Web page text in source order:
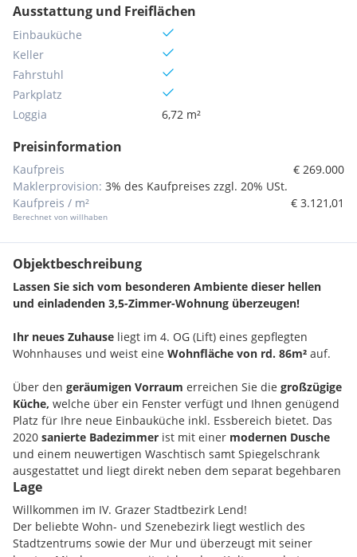
Ausstattung und Freiflächen
Einbauküche
Keller
Fahrstuhl
Parkplatz
Loggia
6,72 m²
Preisinformation
Kaufpreis
€ 269.000
Maklerprovision: 3% des Kaufpreises zzgl. 20% USt.
Kaufpreis / m²
Berechnet von willhaben
€ 3.121,01
Objektbeschreibung
Lassen Sie sich vom besonderen Ambiente dieser hellen
und einladenden 3,5-Zimmer-Wohnung überzeugen!
Ihr neues Zuhause liegt im 4. OG (Lift) eines gepflegten
Wohnhauses und weist eine Wohnfläche von rd. 86m² auf.
Über den geräumigen Vorraum erreichen Sie die großzügige
Küche, welche über ein Fenster verfügt und Ihnen genügend
Platz für Ihre neue Einbauküche inkl. Essbereich bietet. Das
2020 sanierte Badezimmer ist mit einer modernen Dusche
und einem neuwertigen Waschtisch samt Spiegelschrank
ausgestattet und liegt direkt neben dem separat begehbaren
WC.
Der großzügige Wohnbereichlässt Ihnen bei der Einrichtung
und Gestaltung Ihrer neuenWohlfühloaseviel
Lage
Willkommen im IV. Grazer Stadtbezirk Lend!
Der beliebte Wohn- und Szenebezirk liegt westlich des
Stadtzentrums sowie der Mur und überzeugt mit seiner